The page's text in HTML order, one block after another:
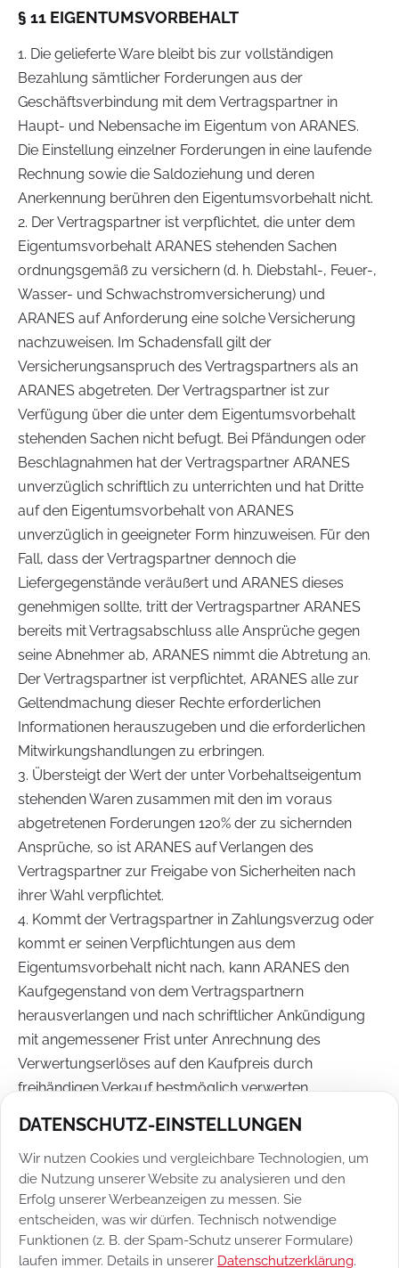
§ 11 EIGENTUMSVORBEHALT
1. Die gelieferte Ware bleibt bis zur vollständigen
Bezahlung sämtlicher Forderungen aus der
Geschäftsverbindung mit dem Vertragspartner in
Haupt- und Nebensache im Eigentum von ARANES.
Die Einstellung einzelner Forderungen in eine laufende
Rechnung sowie die Saldoziehung und deren
Anerkennung berühren den Eigentumsvorbehalt nicht.
2. Der Vertragspartner ist verpflichtet, die unter dem
Eigentumsvorbehalt ARANES stehenden Sachen
ordnungsgemäß zu versichern (d. h. Diebstahl-, Feuer-,
Wasser- und Schwachstromversicherung) und
ARANES auf Anforderung eine solche Versicherung
nachzuweisen. Im Schadensfall gilt der
Versicherungsanspruch des Vertragspartners als an
ARANES abgetreten. Der Vertragspartner ist zur
Verfügung über die unter dem Eigentumsvorbehalt
stehenden Sachen nicht befugt. Bei Pfändungen oder
Beschlagnahmen hat der Vertragspartner ARANES
unverzüglich schriftlich zu unterrichten und hat Dritte
auf den Eigentumsvorbehalt von ARANES
unverzüglich in geeigneter Form hinzuweisen. Für den
Fall, dass der Vertragspartner dennoch die
Liefergegenstände veräußert und ARANES dieses
genehmigen sollte, tritt der Vertragspartner ARANES
bereits mit Vertragsabschluss alle Ansprüche gegen
seine Abnehmer ab, ARANES nimmt die Abtretung an.
Der Vertragspartner ist verpflichtet, ARANES alle zur
Geltendmachung dieser Rechte erforderlichen
Informationen herauszugeben und die erforderlichen
Mitwirkungshandlungen zu erbringen.
3. Übersteigt der Wert der unter Vorbehaltseigentum
stehenden Waren zusammen mit den im voraus
abgetretenen Forderungen 120% der zu sichernden
Ansprüche, so ist ARANES auf Verlangen des
Vertragspartner zur Freigabe von Sicherheiten nach
ihrer Wahl verpflichtet.
4. Kommt der Vertragspartner in Zahlungsverzug oder
kommt er seinen Verpflichtungen aus dem
Eigentumsvorbehalt nicht nach, kann ARANES den
Kaufgegenstand von dem Vertragspartnern
herausverlangen und nach schriftlicher Ankündigung
mit angemessener Frist unter Anrechnung des
Verwertungserlöses auf den Kaufpreis durch
freihändigen Verkauf bestmöglich verwerten.
UNTERAUFTRAGNEHMER
1. Soweit ARANES für den Vertragspartner erkenntlich
die von ihr bezogene Hard- oder Software oder
sonstige Sachen oder Leistungen von Dritten bezieht,
DATENSCHUTZ-EINSTELLUNGEN
Wir nutzen Cookies und vergleichbare Technologien, um
die Nutzung unserer Website zu analysieren und den
Erfolg unserer Werbeanzeigen zu messen. Sie
entscheiden, was wir dürfen. Technisch notwendige
Funktionen (z. B. der Spam-Schutz unserer Formulare)
laufen immer. Details in unserer Datenschutzerklärung.